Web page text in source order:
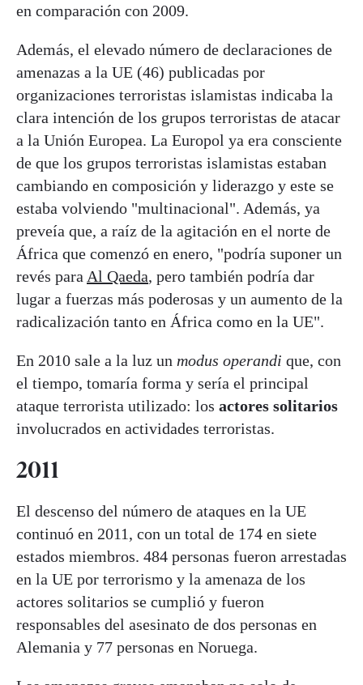
en comparación con 2009.
Además, el elevado número de declaraciones de
amenazas a la UE (46) publicadas por
organizaciones terroristas islamistas indicaba la
clara intención de los grupos terroristas de atacar
a la Unión Europea. La Europol ya era consciente
de que los grupos terroristas islamistas estaban
cambiando en composición y liderazgo y este se
estaba volviendo "multinacional". Además, ya
preveía que, a raíz de la agitación en el norte de
África que comenzó en enero, "podría suponer un
revés para Al Qaeda, pero también podría dar
lugar a fuerzas más poderosas y un aumento de la
radicalización tanto en África como en la UE".
En 2010 sale a la luz un modus operandi que, con
el tiempo, tomaría forma y sería el principal
ataque terrorista utilizado: los actores solitarios
involucrados en actividades terroristas.
2011
El descenso del número de ataques en la UE
continuó en 2011, con un total de 174 en siete
estados miembros. 484 personas fueron arrestadas
en la UE por terrorismo y la amenaza de los
actores solitarios se cumplió y fueron
responsables del asesinato de dos personas en
Alemania y 77 personas en Noruega.